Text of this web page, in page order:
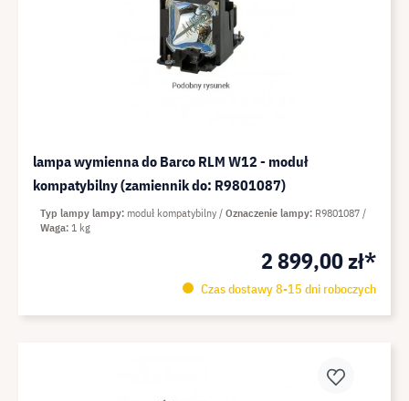
lampa wymienna do Barco RLM W12 - moduł
kompatybilny (zamiennik do: R9801087)
2 899,00 zł*
Czas dostawy 8-15 dni roboczych
Typ lampy lampy moduł kompatybilny Oznaczenie lampy R9801087
Waga 1 kg